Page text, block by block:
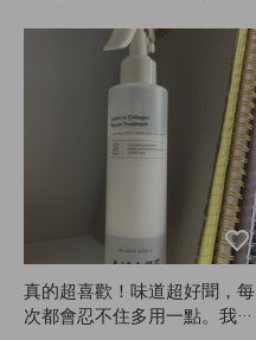
院，畢竟染髮的顏色本來就不
真的超喜歡！味道超好聞，每
次都會忍不住多用一點。我是